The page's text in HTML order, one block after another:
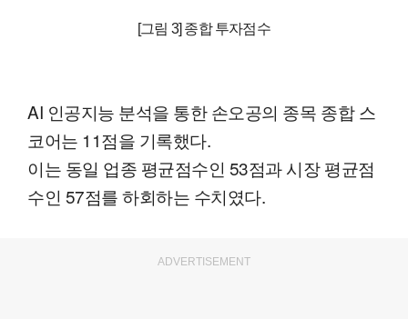
[그림 3] 종합 투자점수
AI 인공지능 분석을 통한 손오공의 종목 종합 스
코어는 11점을 기록했다.
이는 동일 업종 평균점수인 53점과 시장 평균점
수인 57점를 하회하는 수치였다.
ADVERTISEMENT